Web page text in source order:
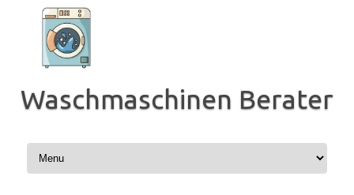
Inhalt
springen
Waschmaschinen Berater